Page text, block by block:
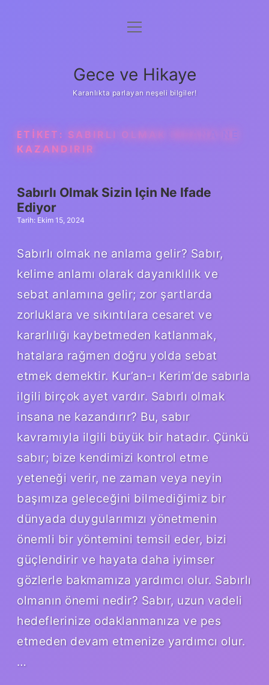
Anasayfa
Yasal Uyarı
menüyü
Gece ve Hikaye
Karanlıkta parlayan neşeli bilgiler!
ETIKET: SABIRLI OLMAK INSANA NE
KAZANDIRIR
Sabırlı Olmak Sizin Için Ne Ifade
Ediyor
Tarih: Ekim 15, 2024
Sabırlı olmak ne anlama gelir? Sabır,
kelime anlamı olarak dayanıklılık ve
sebat anlamına gelir; zor şartlarda
zorluklara ve sıkıntılara cesaret ve
kararlılığı kaybetmeden katlanmak,
hatalara rağmen doğru yolda sebat
etmek demektir. Kur’an-ı Kerim’de sabırla
ilgili birçok ayet vardır. Sabırlı olmak
insana ne kazandırır? Bu, sabır
kavramıyla ilgili büyük bir hatadır. Çünkü
sabır; bize kendimizi kontrol etme
yeteneği verir, ne zaman veya neyin
başımıza geleceğini bilmediğimiz bir
dünyada duygularımızı yönetmenin
önemli bir yöntemini temsil eder, bizi
güçlendirir ve hayata daha iyimser
gözlerle bakmamıza yardımcı olur. Sabırlı
olmanın önemi nedir? Sabır, uzun vadeli
hedeflerinize odaklanmanıza ve pes
etmeden devam etmenize yardımcı olur.
…